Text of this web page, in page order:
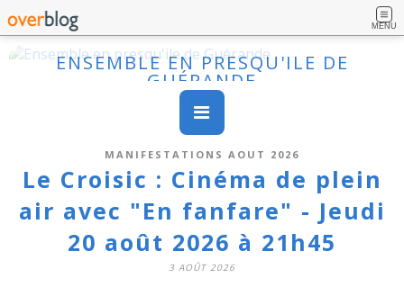
MENU
ENSEMBLE EN PRESQU'ILE DE
GUÉRANDE
MANIFESTATIONS AOUT 2026
Le Croisic : Cinéma de plein
air avec "En fanfare" - Jeudi
20 août 2026 à 21h45
3 AOÛT 2026